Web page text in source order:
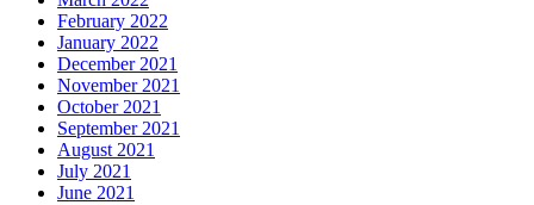
February 2022
January 2022
December 2021
November 2021
October 2021
September 2021
August 2021
July 2021
June 2021